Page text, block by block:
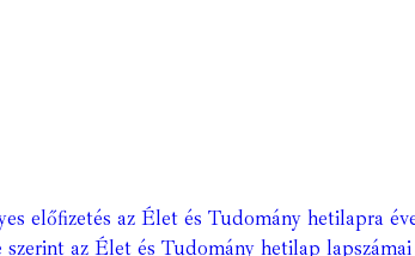
előfizetés az Élet és Tudomány hetilapra
szerint az Élet és Tudomány hetilap